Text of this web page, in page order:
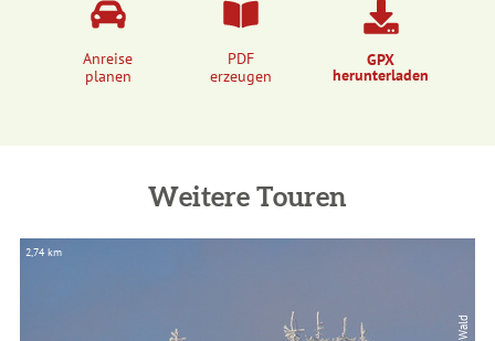
Anreise
planen
PDF
erzeugen
GPX
herunterladen
Weitere Touren
2,74 km